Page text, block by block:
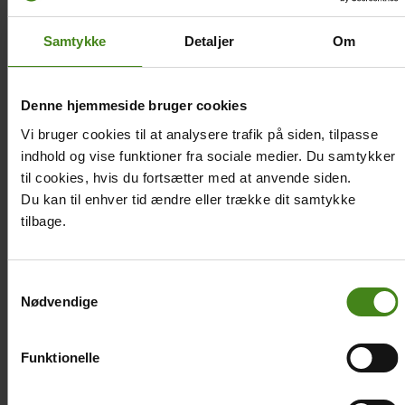
Samtykke Detaljer Om
Denne hjemmeside bruger cookies
Vi bruger cookies til at analysere trafik på siden, tilpasse
indhold og vise funktioner fra sociale medier. Du samtykker
til cookies, hvis du fortsætter med at anvende siden.
Du kan til enhver tid ændre eller trække dit samtykke
tilbage.
Nødvendige
Funktionelle
Klik på billederne og se dem i fuld størrelse.
gallery
images